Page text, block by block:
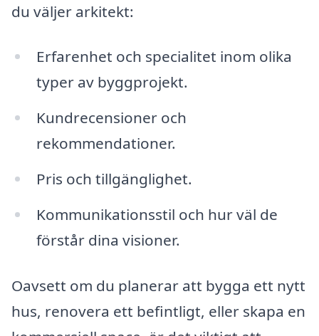
du väljer arkitekt:
Erfarenhet och specialitet inom olika
typer av byggprojekt.
Kundrecensioner och
rekommendationer.
Pris och tillgänglighet.
Kommunikationsstil och hur väl de
förstår dina visioner.
Oavsett om du planerar att bygga ett nytt
hus, renovera ett befintligt, eller skapa en